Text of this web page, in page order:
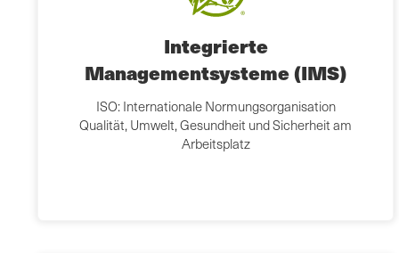
Integrierte
Managementsysteme (IMS)
ISO: Internationale Normungsorganisation
Qualität, Umwelt, Gesundheit und Sicherheit am
Arbeitsplatz